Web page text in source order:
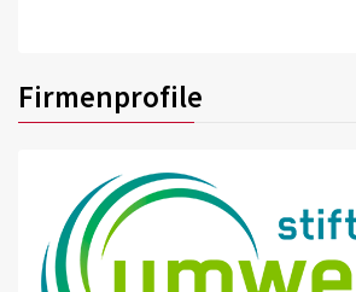
Firmenprofile